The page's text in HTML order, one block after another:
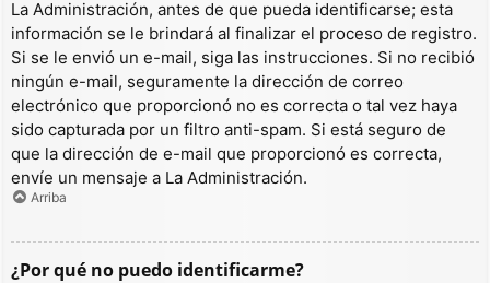
La Administración, antes de que pueda identificarse; esta
información se le brindará al finalizar el proceso de registro.
Si se le envió un e-mail, siga las instrucciones. Si no recibió
ningún e-mail, seguramente la dirección de correo
electrónico que proporcionó no es correcta o tal vez haya
sido capturada por un filtro anti-spam. Si está seguro de
que la dirección de e-mail que proporcionó es correcta,
envíe un mensaje a La Administración.
Arriba
¿Por qué no puedo identificarme?